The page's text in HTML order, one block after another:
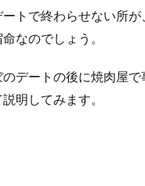
トで終わらせない所
なのでしょう。
デートの後に焼肉屋
明してみます。